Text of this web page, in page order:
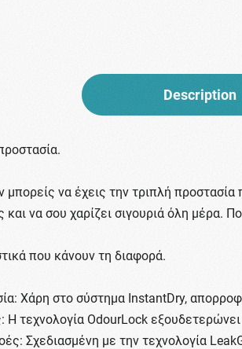
Description
μπορείς να έχεις την τριπλή
και να σου χαρίζει σιγουριά όλη μέρα.
που κάνουν τη διαφορά.
Χάρη στο σύστημα InstantDry,
Η τεχνολογία OdourLock
Σχεδιασμένη με την τεχνολογία